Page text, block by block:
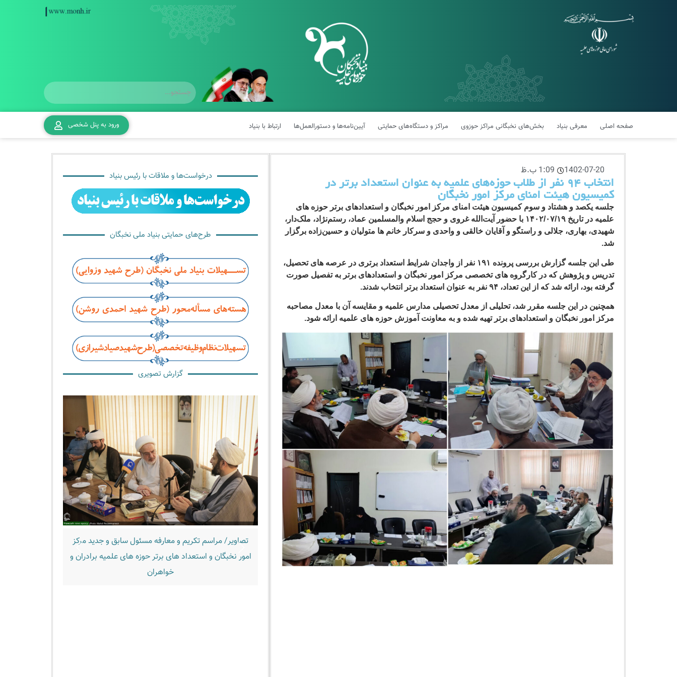
صفحه اصلی معرفی بنیاد بخش‌های نخبگانی مراکز حوزوی مراکز و دستگاه‌های حمایتی آیین‌نامه‌ها و دستورالعمل‌ها ارتباط با بنیاد ورود به پنل شخصی
1402-07-20 1:09 ب.ظ
انتخاب ۹۴ نفر از طلاب حوزه‌های علمیه به عنوان استعداد برتر در
کمیسیون هیئت امنای مرکز امور نخبگان
جلسه یکصد و هشتاد و سوم کمیسیون هیئت امنای مرکز امور نخبگان و استعدادهای برتر حوزه های
علمیه در تاریخ ۱۴۰۲/۰۷/۱۹ با حضور آیت‌الله غروی و حجج اسلام والمسلمین عماد، رستم‌نژاد، ملک‌دار،
شهیدی، بهاری، جلالی و راستگو و آقایان خالقی و واحدی و سرکار خانم ها متولیان و حسین‌زاده برگزار
شد.
طی این جلسه گزارش بررسی پرونده ۱۹۱ نفر از واجدان شرایط استعداد برتری در عرصه های تحصیل،
تدریس و پژوهش که در کارگروه های تخصصی مرکز امور نخبگان و استعدادهای برتر به تفصیل صورت
گرفته بود، ارائه شد که از این تعداد، ۹۴ نفر به عنوان استعداد برتر انتخاب شدند.
همچنین در این جلسه مقرر شد، تحلیلی از معدل تحصیلی مدارس علمیه و مقایسه آن با معدل مصاحبه
مرکز امور نخبگان و استعدادهای برتر تهیه شده و به معاونت آموزش حوزه های علمیه ارائه شود.
درخواست‌ها و ملاقات با رئیس بنیاد
طرح‌های حمایتی بنیاد ملی نخبگان
گزارش تصویری
تصاویر/ مراسم تکریم و معارفه مسئول سابق و جدید مرکز
امور نخبگان و استعداد های برتر حوزه های علمیه برادران و
خواهران